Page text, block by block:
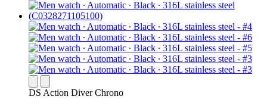
DS Action Diver Chrono